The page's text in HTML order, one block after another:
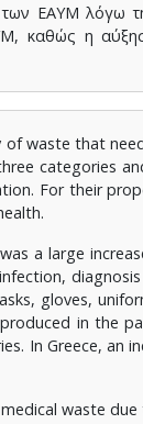
ΕΑΥΜ λόγω
καθώς η
waste that
categories
For their
a large
gloves,
in the
In Greece, an
waste